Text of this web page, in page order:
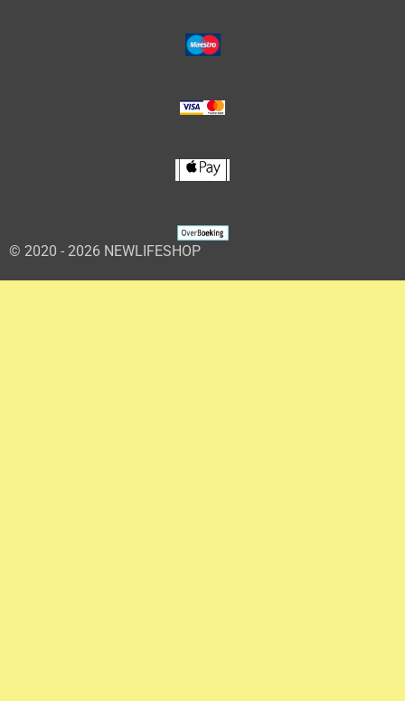
© 2020 - 2026 NEWLIFESHOP